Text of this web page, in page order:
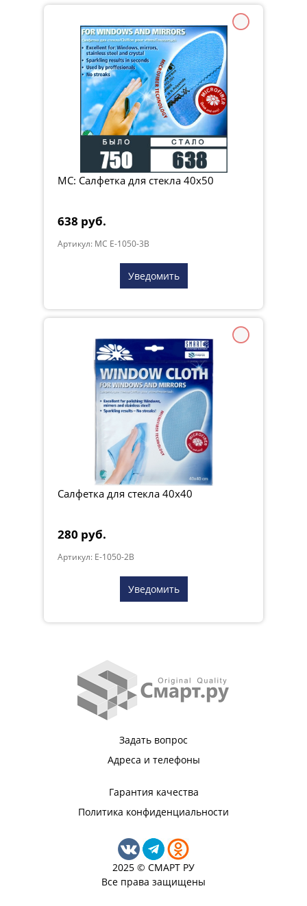
МС: Салфетка для стекла 40x50
638 руб.
Артикул: MC E-1050-3B
Уведомить
Салфетка для стекла 40x40
280 руб.
Артикул: E-1050-2B
Уведомить
Задать вопрос
Адреса и телефоны
Гарантия качества
Политика конфиденциальности
2025 © СМАРТ РУ
Все права защищены